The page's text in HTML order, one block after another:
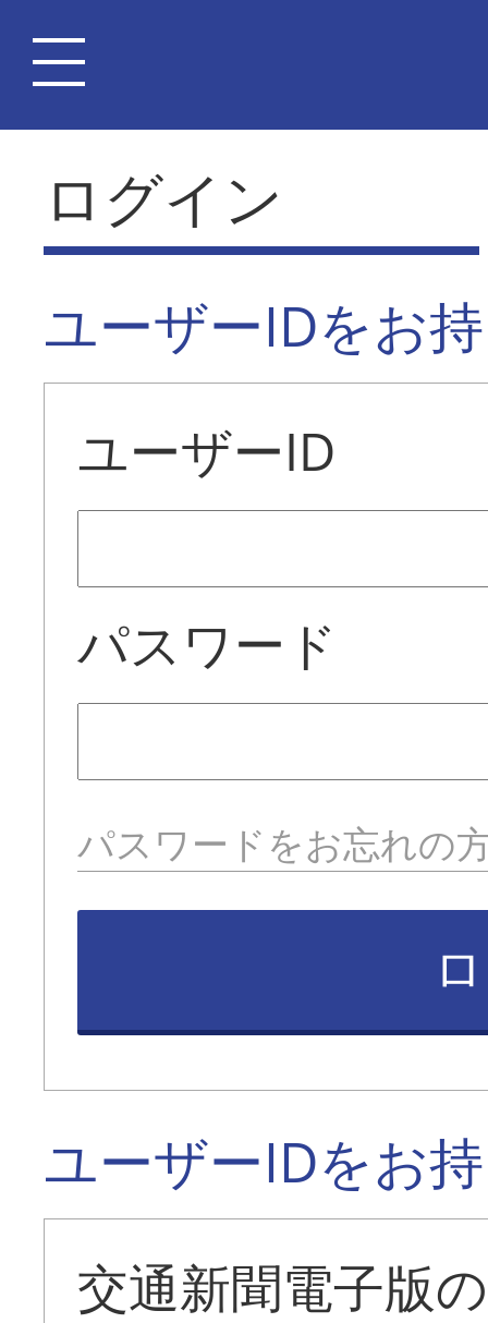
ログイン
ユーザーIDをお
ユーザーID
パスワード
パスワードをお忘れの
ユーザーIDをお
交通新聞電子版